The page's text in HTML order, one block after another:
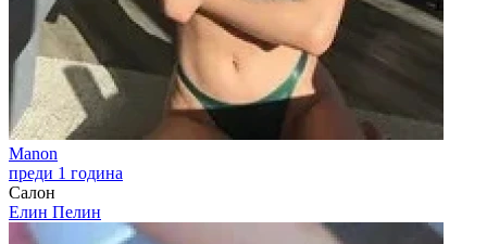
Manon
преди 1 година
Салон
Елин Пелин